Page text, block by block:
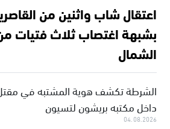
اعتقال شاب واثنين من
بشبهة اغتصاب ثلاث فتيات
الشمال
الشرطة تكشف هوية المشتبه في
داخل مكتبه بريشون لتسيون
04.08.2026